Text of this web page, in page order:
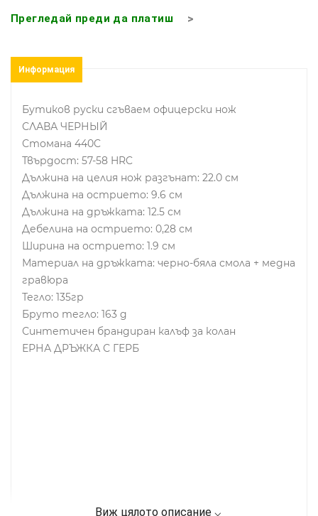
Прегледай преди да платиш
Информация
Бутиков руски сгъваем офицерски нож
СЛАВА ЧЕРНЫЙ
Стомана 440C
Твърдост: 57-58 HRC
Дължина на целия нож разгънат: 22.0 см
Дължина на острието: 9.6 см
Дължина на дръжката: 12.5 см
Дебелина на острието: 0,28 см
Ширина на острието: 1.9 см
Материал на дръжката: черно-бяла смола + медна
гравюра
Тегло: 135гр
Бруто тегло: 163 g
Синтетичен брандиран калъф за колан
ЕРНА ДРЪЖКА С ГЕРБ